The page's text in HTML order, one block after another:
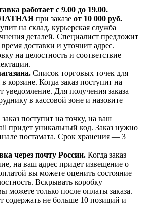
работает с 9.00 до 19.00.
при заказе от 10 000 руб.
на склад, курьерская служба
деталей. Специалист предложит
доставки и уточнит адрес.
на целостность и соответствие
Список торговых точек для
корзине. Когда заказ поступит на
уведомление. Для получения заказа
в кассовой зоне и назовите
заказ поступит на точку, на ваш
придет уникальный код. Заказ нужно
постамата. Срок хранения — 3
через почту России. Когда заказ
на ваш адрес придет извещение о
вы можете оценить состояние
Вскрывать коробку
можете только после оплаты заказа.
содержать не больше 10 позиций и